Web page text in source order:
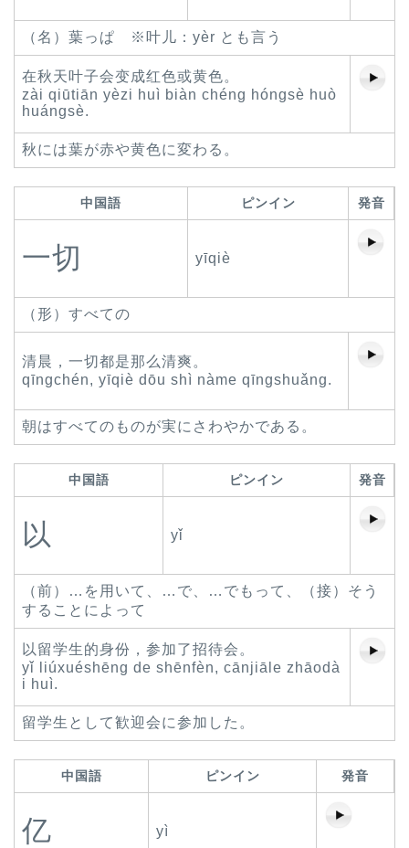
（名）葉っぱ ※叶儿：yèr とも言う
在秋天叶子会变成红色或黄色。
zài qiūtiān yèzi huì biàn chéng hóngsè huò
huángsè.
秋には葉が赤や黄色に変わる。
中国語 ピンイン 発音
一切 yīqiè
（形）すべての
清晨，一切都是那么清爽。
qīngchén, yīqiè dōu shì nàme qīngshuǎng.
朝はすべてのものが実にさわやかである。
中国語 ピンイン 発音
以 yǐ
（前）…を用いて、…で、…でもって、（接）そう
することによって
以留学生的身份，参加了招待会。
yǐ liúxuéshēng de shēnfèn, cānjiāle zhāodà
i huì.
留学生として歓迎会に参加した。
中国語 ピンイン 発音
亿 yì